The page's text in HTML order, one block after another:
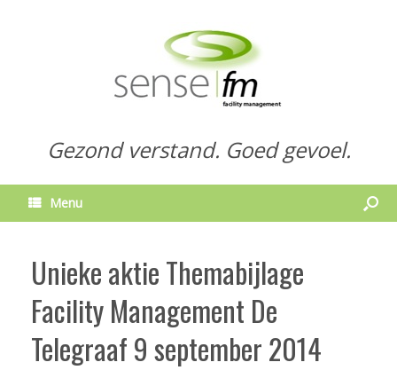
Gezond verstand. Goed gevoel.
Menu
Unieke aktie Themabijlage
Facility Management De
Telegraaf 9 september 2014